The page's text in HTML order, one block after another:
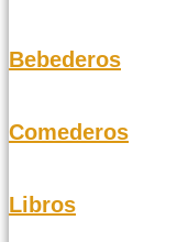
Bebederos
Comederos
Libros